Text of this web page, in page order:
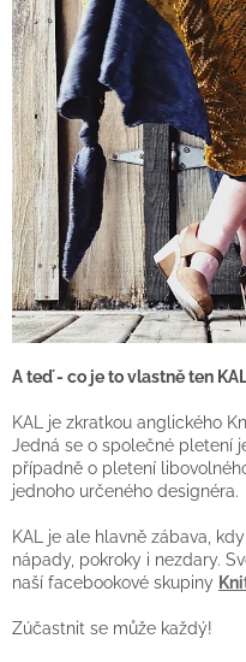
A teď - co je to vlastně ten
KAL je zkratkou anglického
Jedná se o společné pletení
případně o pletení
jednoho určeného designéra.
KAL je ale hlavně zábava,
nápady, pokroky i nezdary.
naší facebookové skupiny
Zúčastnit se může každý!